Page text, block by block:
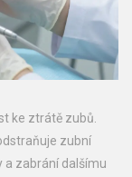
ke ztrátě zubů.
zubní
a zabrání dalšímu